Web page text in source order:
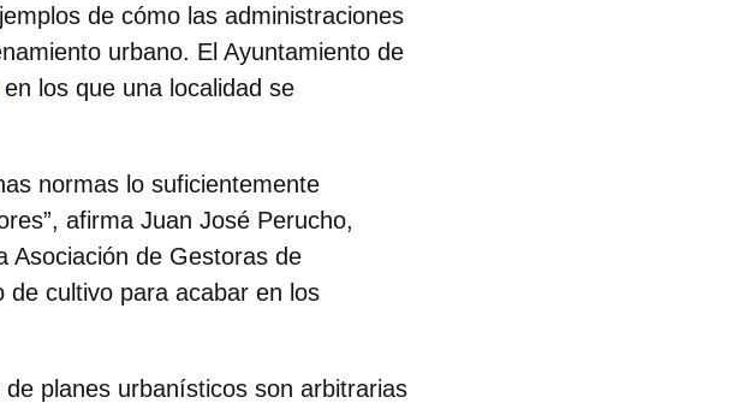
de cómo las administraciones
urbano. El Ayuntamiento de
en los que una localidad se
normas lo suficientemente
afirma Juan José Perucho,
Asociación de Gestoras de
de cultivo para acabar en los
planes urbanísticos son arbitrarias